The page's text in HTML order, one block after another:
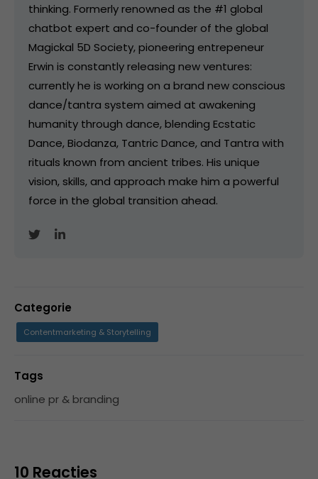
thinking. Formerly renowned as the #1 global
chatbot expert and co-founder of the global
Magickal 5D Society, pioneering entrepeneur
Erwin is constantly releasing new ventures:
currently he is working on a brand new conscious
dance/tantra system aimed at awakening
humanity through dance, blending Ecstatic
Dance, Biodanza, Tantric Dance, and Tantra with
rituals known from ancient tribes. His unique
vision, skills, and approach make him a powerful
force in the global transition ahead.
Categorie
Contentmarketing & Storytelling
Tags
online pr & branding
10 Reacties